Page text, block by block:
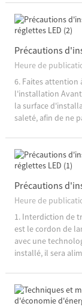
d'électricité, signi...
Précautions
Heure de
6. Faites attention
l'installation
la surface
saleté, afin de ne
papier anti-adhésif
Précautions
Heure de
1. Interdiction de
est le cordon de
avec une
installé, il sera
tension...